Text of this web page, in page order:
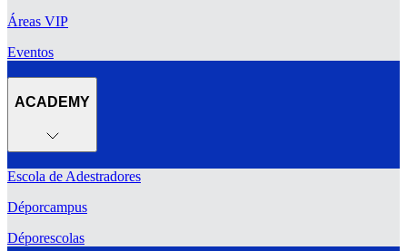
Áreas VIP
Eventos
ACADEMY
Escola de Adestradores
Déporcampus
Déporescolas